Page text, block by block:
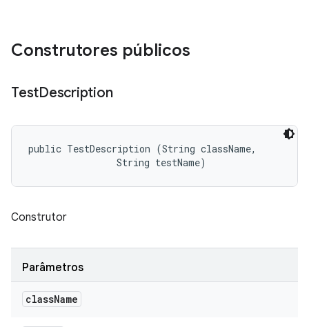
Construtores públicos
TestDescription
public TestDescription (String className,
                String testName)
Construtor
Parâmetros
className